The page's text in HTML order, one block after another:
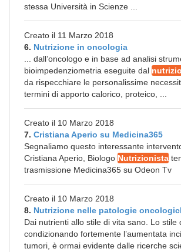
stessa Università in Scienze ...
Creato il 11 Marzo 2018
6. Nutrizione in oncologia
... dall’oncologo e in base ad analisi
bioimpedenziometria eseguite dal
da rispecchiare le personalissime
termini di apporto calorico, proteico, ...
Creato il 10 Marzo 2018
7. Cristiana Aperio su Medicina365
Segnaliamo questo interessante
Cristiana Aperio, Biologo Nutrizionista
trasmissione Medicina365 su Odeon Tv
Creato il 10 Marzo 2018
8. Nutrizione nelle patologie
Dai nutrienti allo stile di vita sano. Lo stile
condizionando fortemente l’aumentata
tumori, è ormai evidente dalle ricerche